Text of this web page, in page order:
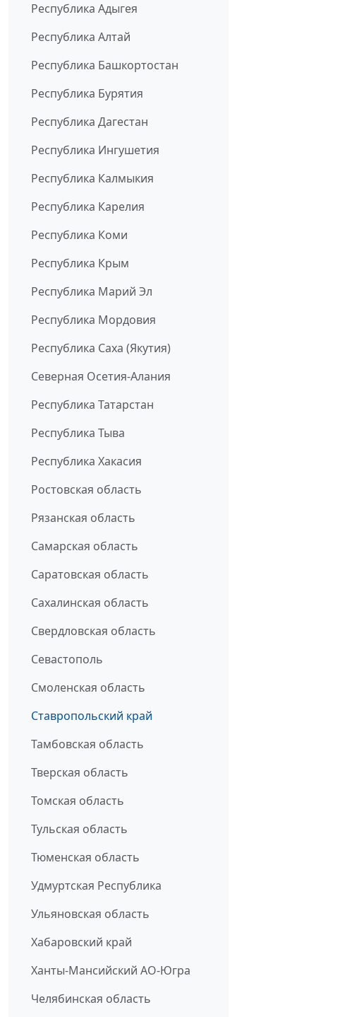
Республика Адыгея
Республика Алтай
Республика Башкортостан
Республика Бурятия
Республика Дагестан
Республика Ингушетия
Республика Калмыкия
Республика Карелия
Республика Коми
Республика Крым
Республика Марий Эл
Республика Мордовия
Республика Саха (Якутия)
Северная Осетия-Алания
Республика Татарстан
Республика Тыва
Республика Хакасия
Ростовская область
Рязанская область
Самарская область
Саратовская область
Сахалинская область
Свердловская область
Севастополь
Смоленская область
Ставропольский край
Тамбовская область
Тверская область
Томская область
Тульская область
Тюменская область
Удмуртская Республика
Ульяновская область
Хабаровский край
Ханты-Мансийский АО-Югра
Челябинская область